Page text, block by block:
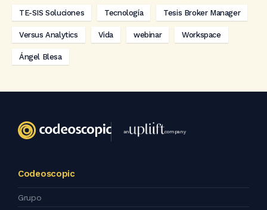
TE-SIS Soluciones Tecnología Tesis Broker Manager
Versus Analytics Vida webinar Workspace
Ángel Blesa
an company
Codeoscopic
Grupo